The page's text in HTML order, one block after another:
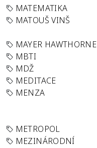
MATEMATIKA
MATOUŠ VINŠ
MAYER HAWTHORNE
MBTI
MDŽ
MEDITACE
MENZA
METROPOL
MEZINÁRODNÍ